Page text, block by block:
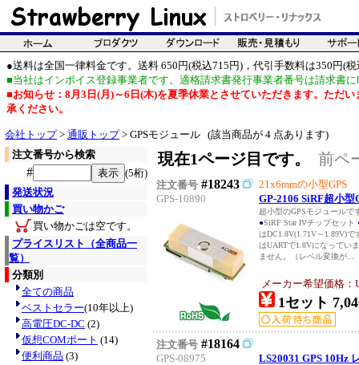
●送料は全国一律料金です。送料 650円(税込715円)，代引手数料は350円(税
■当社はインボイス登録事業者です。適格請求書発行事業者番号は請求書
■お知らせ：8月3日(月)～6日(木)を夏季休業とさせていただきます。ただ
承ください。
会社トップ> 通販トップ> GPSモジュール (該当商品が 4 点あります)
注文番号から検索
#
(5桁)
発送状況
買い物かご
買い物かごは空です。
プライスリスト（全商品一
覧）
分類別
全ての商品
ベストセラー(10年以上)
高電圧DC-DC (2)
仮想COMポート (14)
便利商品 (3)
現在1ページ目です。 前ペ
注文番号 #18243
GPS-10890
21x6mmの小型GPS
GP-2106 SiRF超小型
超小型のGPSモジュールで
●SiRF Star IVチップセット
はDC1.8V(1.71V～1.89V)
はUARTで1.8Vになってい
ません。（レベル変換が...
メーカー希望価格：
1セット
注文番号 #18164
GPS-08975 LS20031 GPS 10Hz